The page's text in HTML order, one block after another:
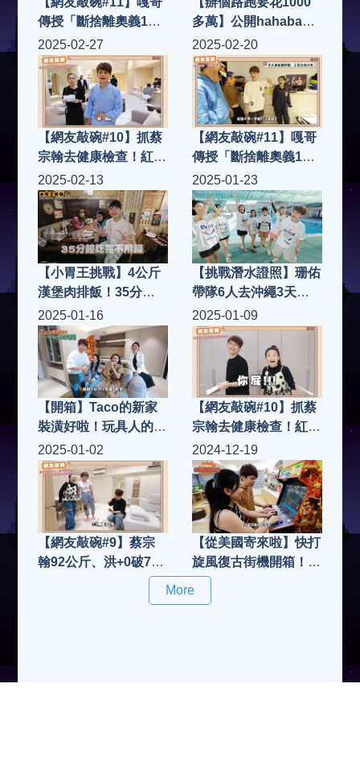
傳授「斷捨離奧義10
招」，用洪+0家來做
示範！
多萬】公開hahababy
萬人路跑的錢都花在哪
裡？熱血全紀錄！
2025-02-27
【網友敲碗#10】抓蔡
宗翰去健康檢查！紅字
出爐！哈佛工作室全體
健檢誰最健康？
2025-02-20
【網友敲碗#11】嘎哥
傳授「斷捨離奧義10
招」，用洪+0家來做
示範！
2025-02-13
【小胃王挑戰】4公斤
漢堡肉排飯！35分鐘
吃完不用錢，蔡宗翰沒
藉口了吧？
2025-01-23
【挑戰潛水證照】珊佑
帶隊6人去沖繩3天就
成功考到啦！(蔡阿嘎
挑戰證照考試系列
2025-01-16
【開箱】Taco的新家
裝潢好啦！玩具人的夢
想宅，裝潢價格全公
開！
2025-01-09
【網友敲碗#10】抓蔡
宗翰去健康檢查！紅字
出爐！哈佛工作室全體
健檢誰最健康？
2025-01-02
【網友敲碗#9】蔡宗
翰92公斤、洪+0破70
公斤，減肥兩個月能成
2024-12-19
【從美國寄來啦】快打
旋風復古街機開箱！超
帥的新玩具！
More